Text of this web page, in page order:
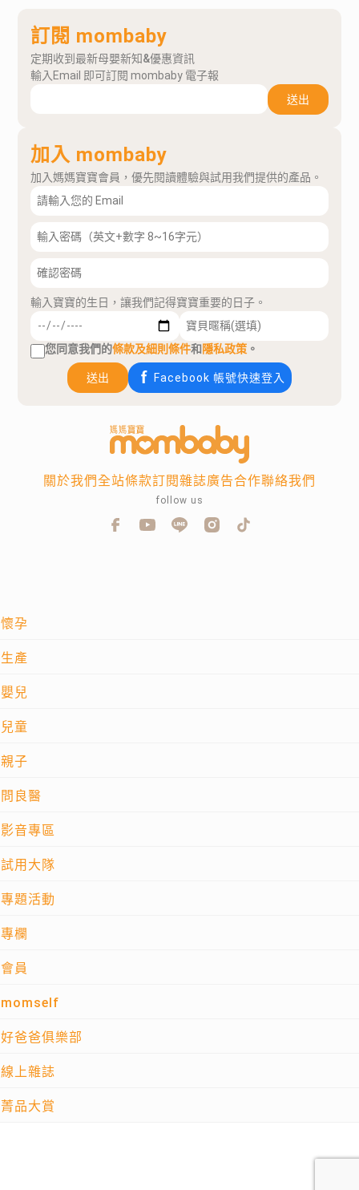
訂閱 mombaby
定期收到最新母嬰新知&優惠資訊
輸入Email 即可訂閱 mombaby 電子報
送出
加入 mombaby
加入媽媽寶寶會員，優先閱讀體驗與試用我們提供的產品。
輸入寶寶的生日，讓我們記得寶寶重要的日子。
您同意我們的條款及細則條件和隱私政策 。
送出 Facebook 帳號快速登入
懷孕
生產
嬰兒
兒童
親子
問良醫
影音專區
試用大隊
專題活動
專欄
會員
momself
好爸爸俱樂部
線上雜誌
菁品大賞
關於我們全站條款訂閱雜誌廣告合作聯絡我們
follow us